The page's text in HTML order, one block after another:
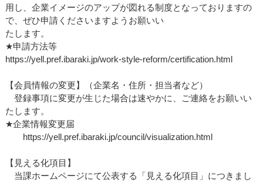
用し、企業イメージのアップが図れる制度となっておりますの
で、ぜひ申請くださいますようお願いい
たします。
★申請方法等
https://yell.pref.ibaraki.jp/work-style-reform/certification.html
【会員情報の変更】（企業名・住所・担当者など）
登録事項に変更が生じた場合は速やかに、ご連絡をお願いい
たします。
★企業情報変更届
https://yell.pref.ibaraki.jp/council/visualization.html
【見える化項目】
当課ホームページにて公表する「見える化項目」につきまし